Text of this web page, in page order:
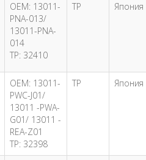
OEM: 13011-
PNA-013/
13011-PNA-
014
TP: 32410
TP Япония
OEM: 13011-
PWC-J01/
13011 -PWA-
G01/ 13011 -
REA-Z01
TP: 32398
TP Япония